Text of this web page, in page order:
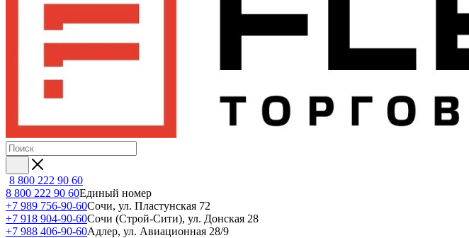
8 800 222 90 60
8 800 222 90 60Единый номер
+7 989 756-90-60Сочи, ул. Пластунская 72
+7 918 904-90-60Сочи (Строй-Сити), ул. Донская 28
+7 988 406-90-60Адлер, ул. Авиационная 28/9